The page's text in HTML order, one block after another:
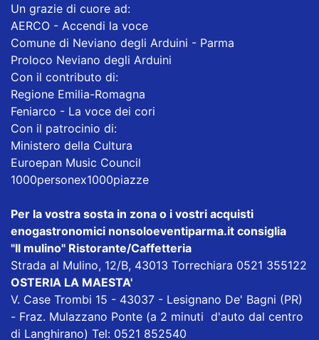
Un grazie di cuore ad:
AERCO - Accendi la voce
Comune di Neviano degli Arduini - Parma
Proloco Neviano degli Arduini
Con il contributo di:
Regione Emilia-Romagna
Feniarco - La voce dei cori
Con il patrocinio di:
Ministero della Cultura
Euroepan Music Council
1000personex1000piazze
Per la vostra sosta in zona o i vostri acquisti
enogastronomici nonsoloeventiparma.it consiglia
"Il mulino" Ristorante/Caffetteria
Strada al Mulino, 12/B, 43013 Torrechiara 0521 355122
OSTERIA LA MAESTA'
V. Case Trombi 15 - 43037 - Lesignano De' Bagni (PR)
- Fraz. Mulazzano Ponte (a 2 minuti d'auto dal centro
di Langhirano) Tel: 0521 852540